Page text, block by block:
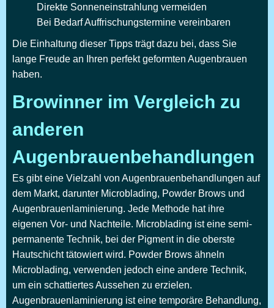
Direkte Sonneneinstrahlung vermeiden
Bei Bedarf Auffrischungstermine vereinbaren
Die Einhaltung dieser Tipps trägt dazu bei, dass Sie
lange Freude an Ihren perfekt geformten Augenbrauen
haben.
Browinner im Vergleich zu
anderen
Augenbrauenbehandlungen
Es gibt eine Vielzahl von Augenbrauenbehandlungen auf
dem Markt, darunter Microblading, Powder Brows und
Augenbrauenlaminierung. Jede Methode hat ihre
eigenen Vor- und Nachteile. Microblading ist eine semi-
permanente Technik, bei der Pigment in die oberste
Hautschicht tätowiert wird. Powder Brows ähneln
Microblading, verwenden jedoch eine andere Technik,
um ein schattiertes Aussehen zu erzielen.
Augenbrauenlaminierung ist eine temporäre Behandlung,